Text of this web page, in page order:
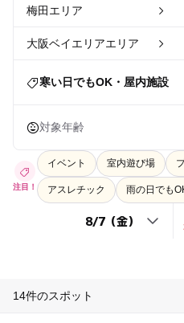
梅田エリア
大阪ベイエリアエリア
寒い日でもOK・屋内施設
対象年齢
注目！
イベント 室内遊び場
アスレチック 雨の日でも
14件のスポット